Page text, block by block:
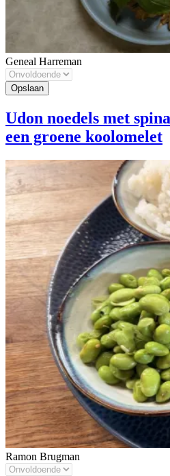
Geneal Harreman
Udon noedels met
een groene koolomelet
Ramon Brugman